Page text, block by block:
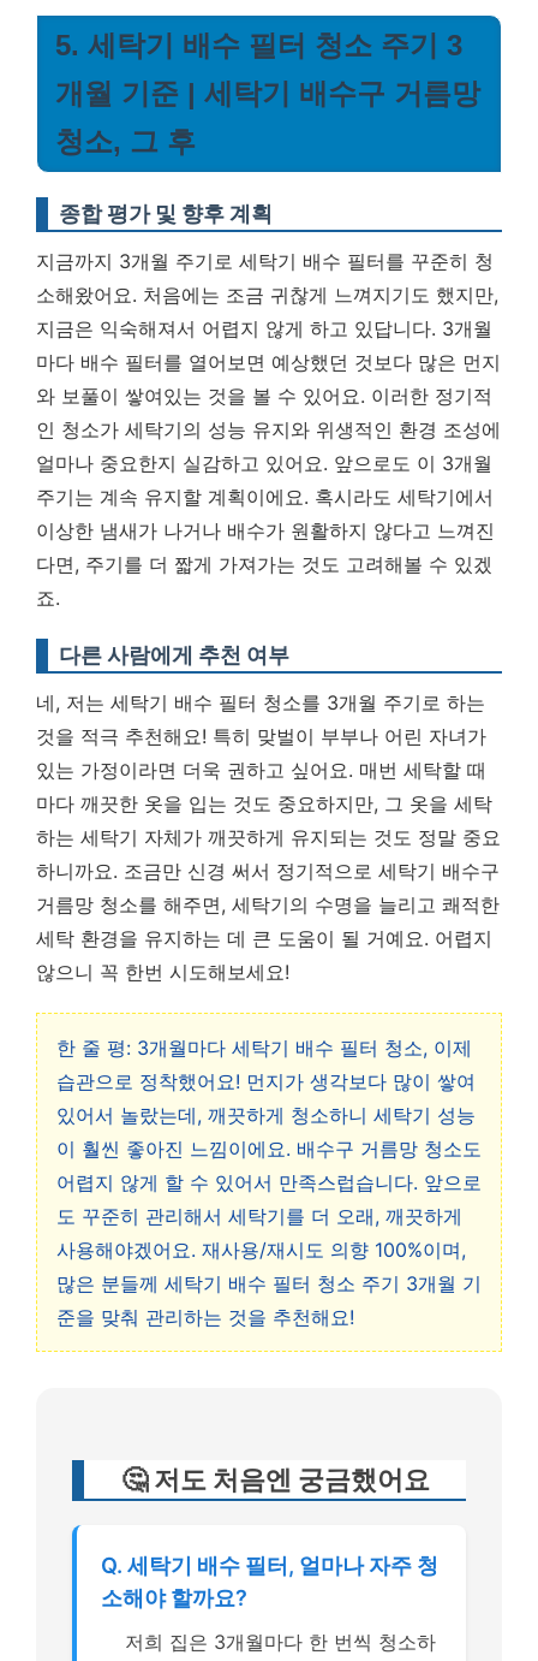
5. 세탁기 배수 필터 청소 주기 3
개월 기준 | 세탁기 배수구 거름망
청소, 그 후
종합 평가 및 향후 계획
지금까지 3개월 주기로 세탁기 배수 필터를 꾸준히 청
소해왔어요. 처음에는 조금 귀찮게 느껴지기도 했지만,
지금은 익숙해져서 어렵지 않게 하고 있답니다. 3개월
마다 배수 필터를 열어보면 예상했던 것보다 많은 먼지
와 보풀이 쌓여있는 것을 볼 수 있어요. 이러한 정기적
인 청소가 세탁기의 성능 유지와 위생적인 환경 조성에
얼마나 중요한지 실감하고 있어요. 앞으로도 이 3개월
주기는 계속 유지할 계획이에요. 혹시라도 세탁기에서
이상한 냄새가 나거나 배수가 원활하지 않다고 느껴진
다면, 주기를 더 짧게 가져가는 것도 고려해볼 수 있겠
죠.
다른 사람에게 추천 여부
네, 저는 세탁기 배수 필터 청소를 3개월 주기로 하는
것을 적극 추천해요! 특히 맞벌이 부부나 어린 자녀가
있는 가정이라면 더욱 권하고 싶어요. 매번 세탁할 때
마다 깨끗한 옷을 입는 것도 중요하지만, 그 옷을 세탁
하는 세탁기 자체가 깨끗하게 유지되는 것도 정말 중요
하니까요. 조금만 신경 써서 정기적으로 세탁기 배수구
거름망 청소를 해주면, 세탁기의 수명을 늘리고 쾌적한
세탁 환경을 유지하는 데 큰 도움이 될 거예요. 어렵지
않으니 꼭 한번 시도해보세요!
한 줄 평: 3개월마다 세탁기 배수 필터 청소, 이제
습관으로 정착했어요! 먼지가 생각보다 많이 쌓여
있어서 놀랐는데, 깨끗하게 청소하니 세탁기 성능
이 훨씬 좋아진 느낌이에요. 배수구 거름망 청소도
어렵지 않게 할 수 있어서 만족스럽습니다. 앞으로
도 꾸준히 관리해서 세탁기를 더 오래, 깨끗하게
사용해야겠어요. 재사용/재시도 의향 100%이며,
많은 분들께 세탁기 배수 필터 청소 주기 3개월 기
준을 맞춰 관리하는 것을 추천해요!
🤔 저도 처음엔 궁금했어요
Q. 세탁기 배수 필터, 얼마나 자주 청
소해야 할까요?
저희 집은 3개월마다 한 번씩 청소하